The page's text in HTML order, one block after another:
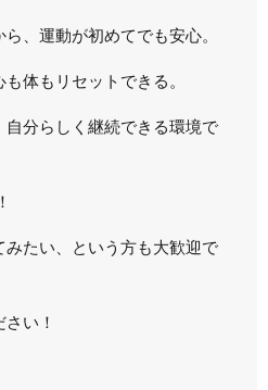
、運動が初めてでも安心。
体もリセットできる。
分らしく継続できる環境で
みたい、という方も大歓迎で
い！